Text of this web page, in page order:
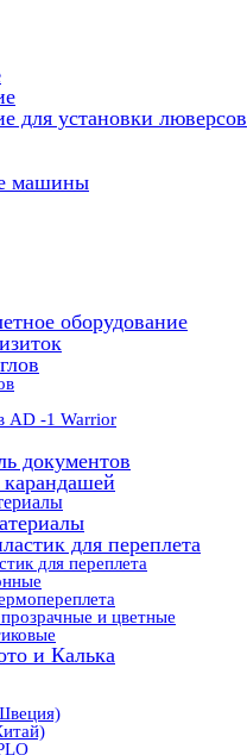
для установки люверсов
машины
оборудование
AD -1 Warrior
документов
для переплета
для переплета
и цветные
и Калька